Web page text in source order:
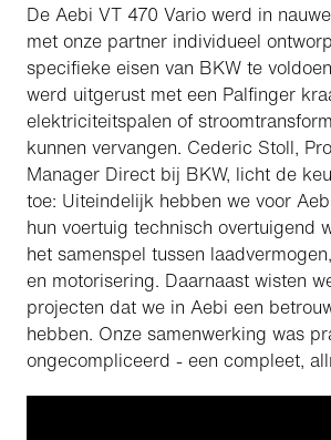
De Aebi VT 470 Vario werd in
met onze partner individueel
specifieke eisen van BKW te
werd uitgerust met een Palfinger
elektriciteitspalen of
kunnen vervangen. Cederic Stoll,
Manager Direct bij BKW, licht de
toe: Uiteindelijk hebben we voor
hun voertuig technisch overtuigend
het samenspel tussen
en motorisering. Daarnaast wisten
projecten dat we in Aebi een
hebben. Onze samenwerking was
ongecompliceerd - een compleet,